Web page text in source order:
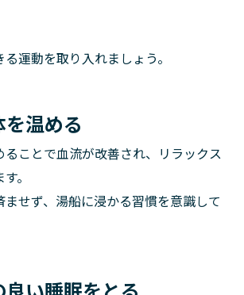
運動を取り入れましょう。
温める
ることで血流が改善され、リラックス
。
せず、湯船に浸かる習慣を意識して